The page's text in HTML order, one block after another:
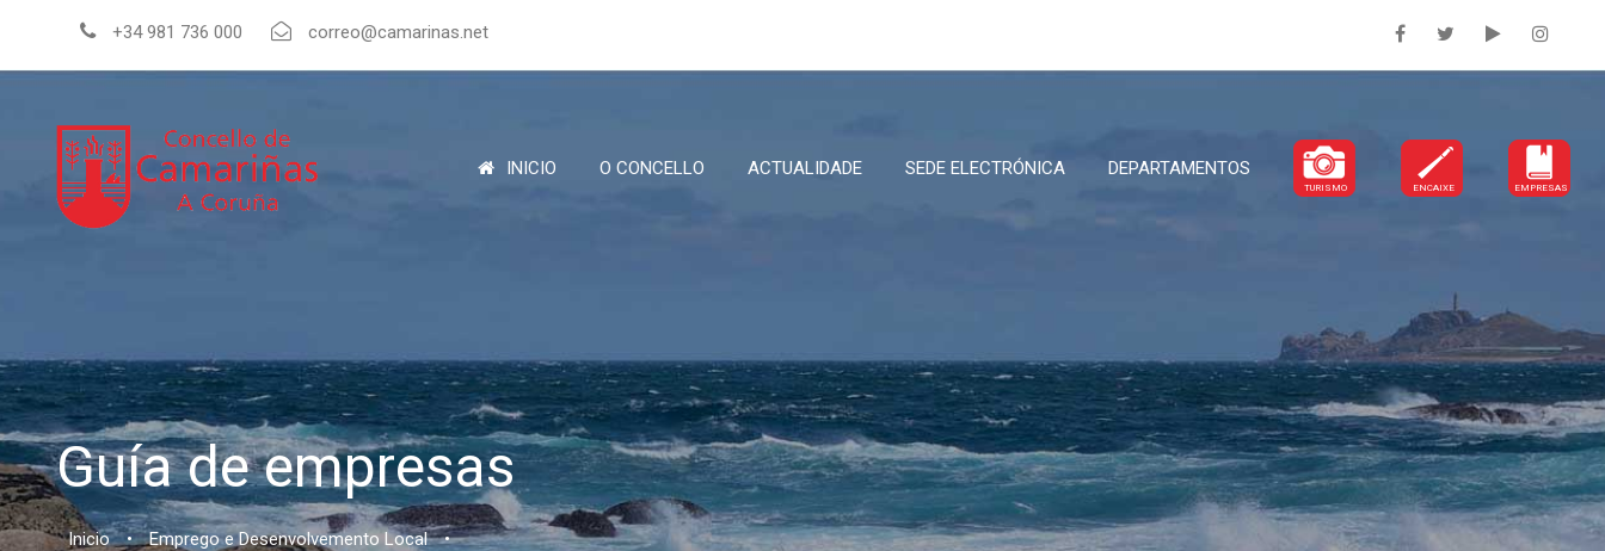
+34 981 736 000 correo@camarinas.net
INICIO O CONCELLO ACTUALIDADE SEDE ELECTRÓNICA DEPARTAMENTOS
TURISMO ENCAIXE EMPRESAS
Guía de empresas
Inicio • Emprego e Desenvolvemento Local •